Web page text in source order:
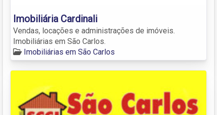
Imobiliária Cardinali
Vendas, locações e administrações de imóveis.
Imobiliárias em São Carlos.
Imobiliárias em São Carlos